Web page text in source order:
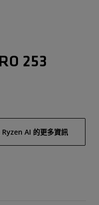
253
Ryzen AI 的更多資訊